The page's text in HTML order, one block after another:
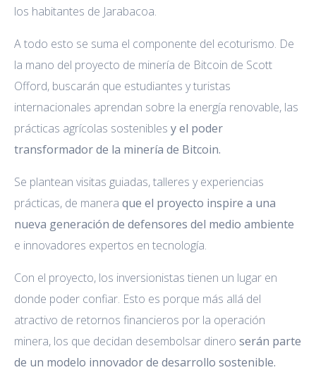
los habitantes de Jarabacoa.
A todo esto se suma el componente del ecoturismo. De
la mano del proyecto de minería de Bitcoin de Scott
Offord, buscarán que estudiantes y turistas
internacionales aprendan sobre la energía renovable, las
prácticas agrícolas sostenibles y el poder
transformador de la minería de Bitcoin.
Se plantean visitas guiadas, talleres y experiencias
prácticas, de manera que el proyecto inspire a una
nueva generación de defensores del medio ambiente
e innovadores expertos en tecnología.
Con el proyecto, los inversionistas tienen un lugar en
donde poder confiar. Esto es porque más allá del
atractivo de retornos financieros por la operación
minera, los que decidan desembolsar dinero serán parte
de un modelo innovador de desarrollo sostenible.